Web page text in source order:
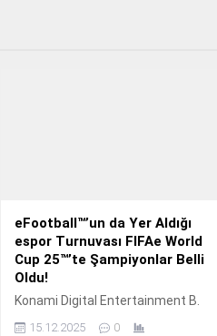
eFootball™’un da Yer Aldığı
espor Turnuvası FIFAe World
Cup 25™’te Şampiyonlar Belli
Oldu!
Konami Digital Entertainment B.
15.12.2025 0